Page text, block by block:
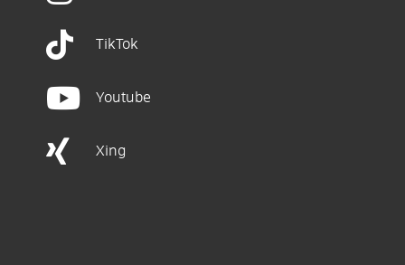
TikTok
Youtube
Xing